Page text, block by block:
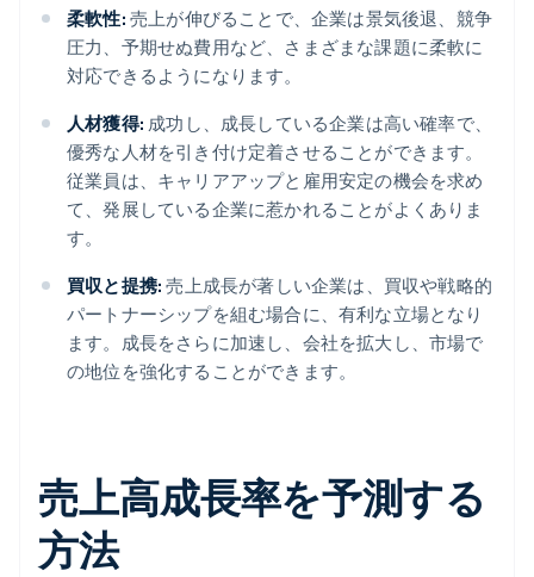
柔軟性: 売上が伸びることで、企業は景気後退、競争
圧力、予期せぬ費用など、さまざまな課題に柔軟に
対応できるようになります。
人材獲得: 成功し、成長している企業は高い確率で、
優秀な人材を引き付け定着させることができます。
従業員は、キャリアアップと雇用安定の機会を求め
て、発展している企業に惹かれることがよくありま
す。
買収と提携: 売上成長が著しい企業は、買収や戦略的
パートナーシップを組む場合に、有利な立場となり
ます。成長をさらに加速し、会社を拡大し、市場で
の地位を強化することができます。
売上高成長率を予測する
方法